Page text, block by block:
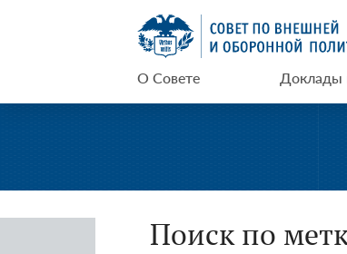
СВОП
О Совете Доклады
Поиск по